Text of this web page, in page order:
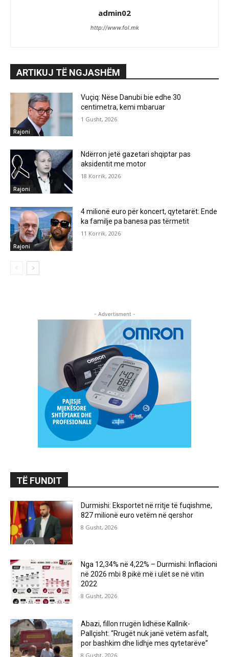
admin02
http://www.fol.mk
ARTIKUJ TË NGJASHËM
Rajoni
Vuçiq: Nëse Danubi bie edhe 30
centimetra, kemi mbaruar
1 Gusht, 2026
Rajoni
Ndërron jetë gazetari shqiptar pas
aksidentit me motor
18 Korrik, 2026
Rajoni
4 milionë euro për koncert, qytetarët: Ende
ka familje pa banesa pas tërmetit
11 Korrik, 2026
- Advertisment -
TË FUNDIT
Durmishi: Eksportet në rritje të fuqishme,
827 milionë euro vetëm në qershor
8 Gusht, 2026
Nga 12,34% në 4,22% – Durmishi: Inflacioni
në 2026 mbi 8 pikë më i ulët se në vitin
2022
8 Gusht, 2026
Abazi, fillon rrugën lidhëse Kallnik-
Pallçisht: “Rrugët nuk janë vetëm asfalt,
por bashkim dhe lidhje mes qytetarëve”
8 Gusht, 2026